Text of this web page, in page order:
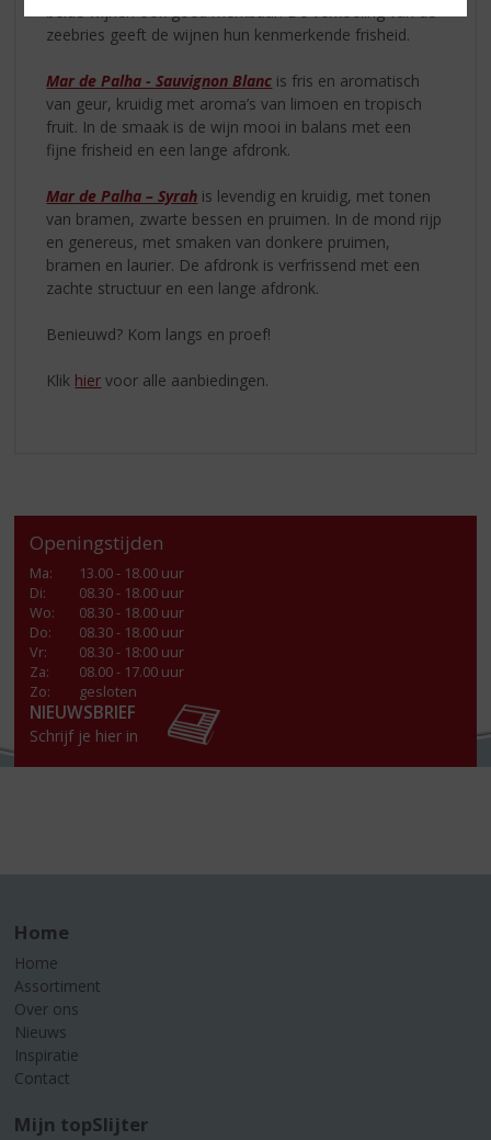
beide wijnen ook goed merkbaar. De verkoeling van de
zeebries geeft de wijnen hun kenmerkende frisheid.
Mar de Palha - Sauvignon Blanc is fris en aromatisch
van geur, kruidig met aroma’s van limoen en tropisch
fruit. In de smaak is de wijn mooi in balans met een
fijne frisheid en een lange afdronk.
Mar de Palha – Syrah is levendig en kruidig, met tonen
van bramen, zwarte bessen en pruimen. In de mond rijp
en genereus, met smaken van donkere pruimen,
bramen en laurier. De afdronk is verfrissend met een
zachte structuur en een lange afdronk.
Benieuwd? Kom langs en proef!
Klik hier voor alle aanbiedingen.
Openingstijden
Ma:
13.00 - 18.00 uur
Di:
08.30 - 18.00 uur
Wo:
08.30 - 18.00 uur
Do:
08.30 - 18.00 uur
Vr:
08.30 - 18:00 uur
Za:
08.00 - 17.00 uur
Zo:
gesloten
NIEUWSBRIEF
Schrijf je hier in
Home
Home
Assortiment
Over ons
Nieuws
Inspiratie
Contact
Mijn topSlijter